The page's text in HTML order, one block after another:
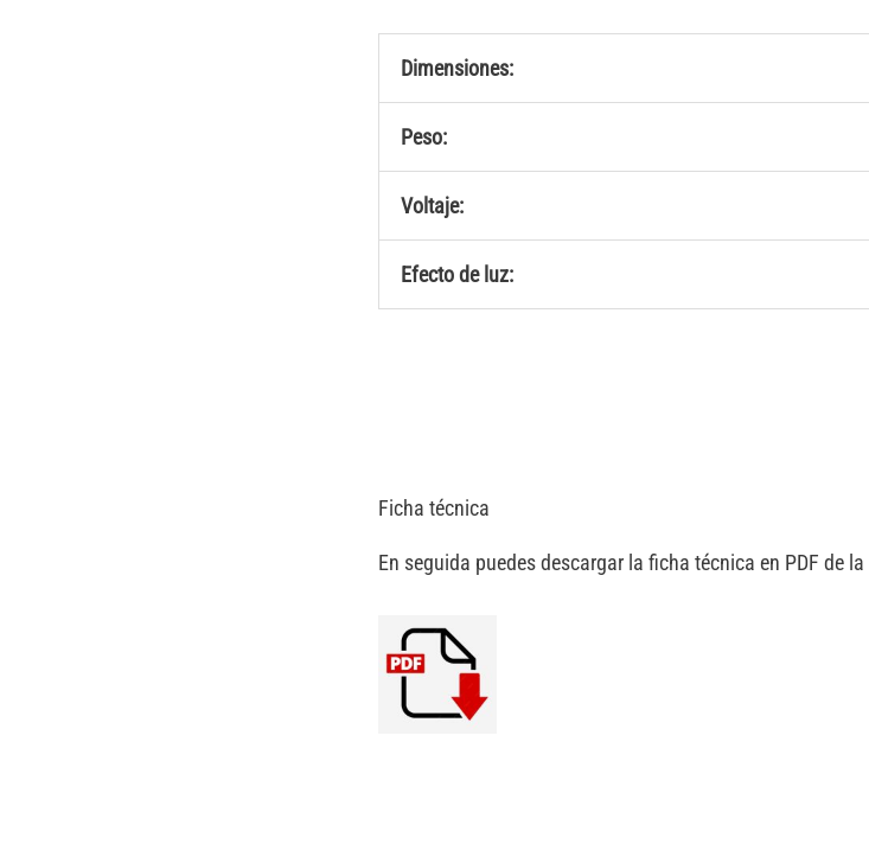
Dimensiones:
Peso:
Voltaje:
Efecto de luz:
Ficha técnica
En seguida puedes descargar la ficha técnica en PDF de la